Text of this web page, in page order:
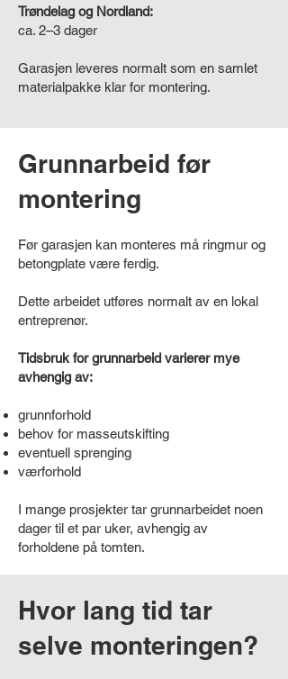
Trøndelag og Nordland:
ca. 2–3 dager
Garasjen leveres normalt som en samlet
materialpakke klar for montering.
Grunnarbeid før
montering
Før garasjen kan monteres må ringmur og
betongplate være ferdig.
Dette arbeidet utføres normalt av en lokal
entreprenør.
Tidsbruk for grunnarbeid varierer mye
avhengig av:
grunnforhold
behov for masseutskifting
eventuell sprenging
værforhold
I mange prosjekter tar grunnarbeidet noen
dager til et par uker, avhengig av
forholdene på tomten.
Hvor lang tid tar
selve monteringen?